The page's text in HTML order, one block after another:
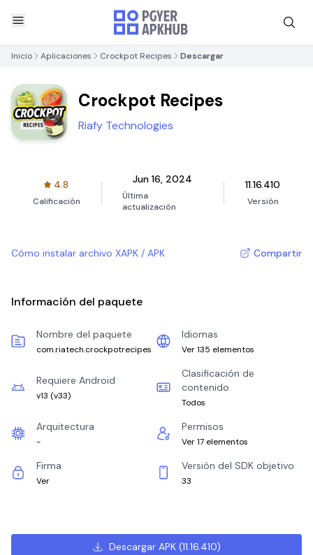
Inicio Aplicaciones Crockpot Recipes Descargar
Crockpot Recipes
Riafy Technologies
4.8
Calificación
Jun 16, 2024
Última
actualización
11.16.410
Versión
Cómo instalar archivo XAPK / APK Compartir
Información del paquete
Nombre del paquete
com.riatech.crockpotrecipes
Idiomas
Ver 135 elementos
Requiere Android
v13 (v33)
Clasificación de
contenido
Todos
Arquitectura
-
Permisos
Ver 17 elementos
Firma
Ver
Versión del SDK objetivo
33
Descargar APK(11.16.410)